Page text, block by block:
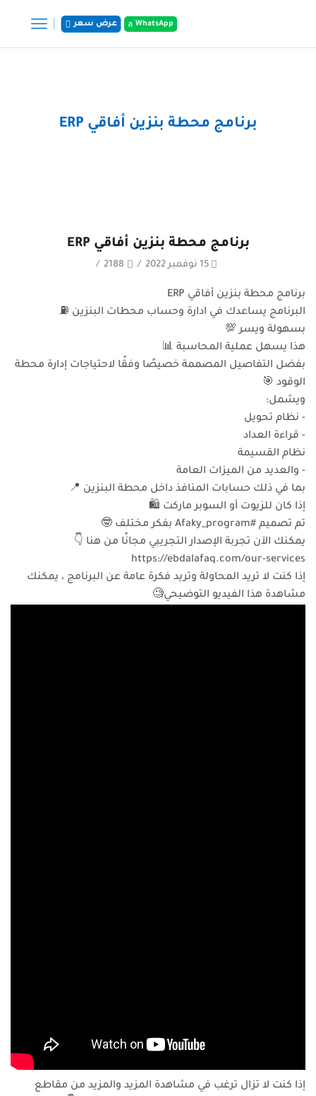
WhatsApp عرض سعر
برنامج محطة بنزين أفاقي ERP
برنامج محطة بنزين أفاقي ERP
/
2188
/
برنامج محطة بنزين أفاقي ERP
البرنامج يساعدك في ادارة وحساب محطات البنزين ⛽
بسهولة ويسر 💯
هذا يسهل عملية المحاسبة 📊
بفضل التفاصيل المصممة خصيصًا وفقًا لاحتياجات إدارة محطة
الوقود 🎯
ويشمل:
- نظام تحويل
- قراءة العداد
نظام القسيمة
- والعديد من الميزات العامة
بما في ذلك حسابات المنافذ داخل محطة البنزين 📍
إذا كان للزيوت أو السوبر ماركت 🛍️
تم تصميم #Afaky_program بفكر مختلف 🤓
يمكنك الآن تجربة الإصدار التجريبي مجانًا من هنا 👇
https://ebdalafaq.com/our-services
إذا كنت لا تريد المحاولة وتريد فكرة عامة عن البرنامج ، يمكنك
مشاهدة هذا الفيديو التوضيحي🧐
إذا كنت لا تزال ترغب في مشاهدة المزيد والمزيد من مقاطع